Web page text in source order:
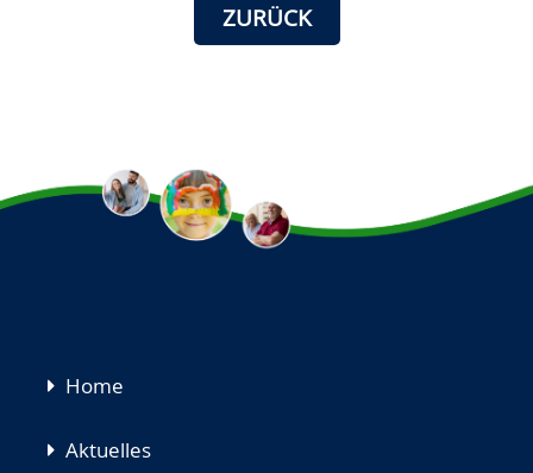
ZURÜCK
Navigation
Home
Aktuelles